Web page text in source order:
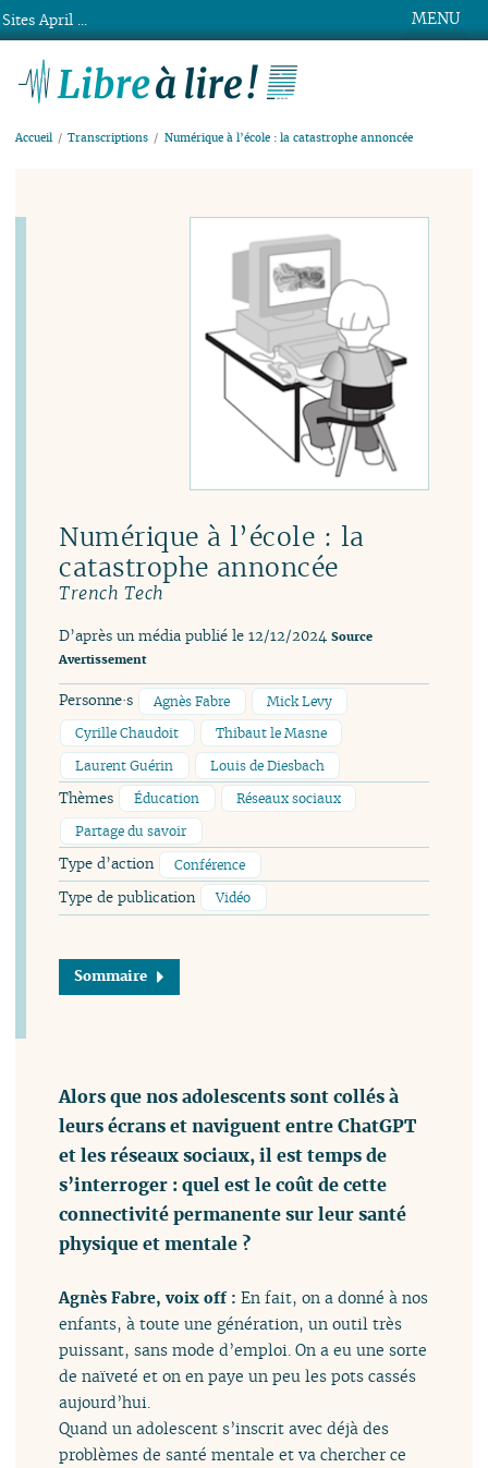
MENU
Accueil Transcriptions Numérique à l’école : la catastrophe annoncée
Numérique à l’école : la
catastrophe annoncée
Trench Tech
D’après un média publié le 12/12/2024 Source
Avertissement
Personne·s Agnès Fabre
Mick Levy
Cyrille Chaudoit
Thibaut le Masne
Laurent Guérin
Louis de Diesbach
Thèmes Éducation
Réseaux sociaux
Partage du savoir
Type d’action Conférence
Type de publication Vidéo
Sommaire
Alors que nos adolescents sont collés à
leurs écrans et naviguent entre ChatGPT
et les réseaux sociaux, il est temps de
s’interroger : quel est le coût de cette
connectivité permanente sur leur santé
physique et mentale ?
Agnès Fabre, voix off :En fait, on a donné à nos
enfants, à toute une génération, un outil très
puissant, sans mode d’emploi. On a eu une sorte
de naïveté et on en paye un peu les pots cassés
aujourd’hui.
Quand un adolescent s’inscrit avec déjà des
problèmes de santé mentale et va chercher ce
Sites April ...